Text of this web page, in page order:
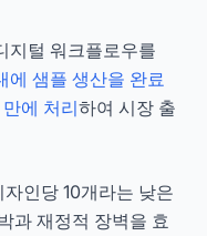
지털 워크플로우를
에 샘플 생산을 완료
에 처리하여 시장 출
인당 10개라는 낮은
과 재정적 장벽을 효